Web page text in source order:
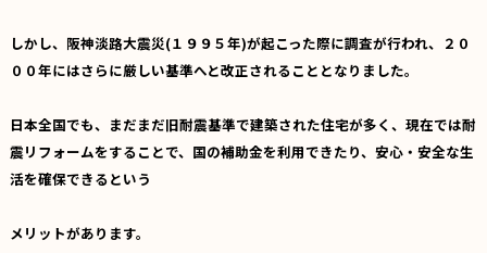
しかし、阪神淡路大震災(１９９５年)が起こった際に調査が行われ、２０
００年にはさらに厳しい基準へと改正されることとなりました。
日本全国でも、まだまだ旧耐震基準で建築された住宅が多く、現在では耐
震リフォームをすることで、国の補助金を利用できたり、安心・安全な生
活を確保できるという
メリットがあります。